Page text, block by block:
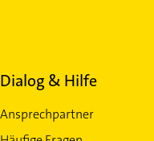
Dialog & Hilfe
Ansprechpartner